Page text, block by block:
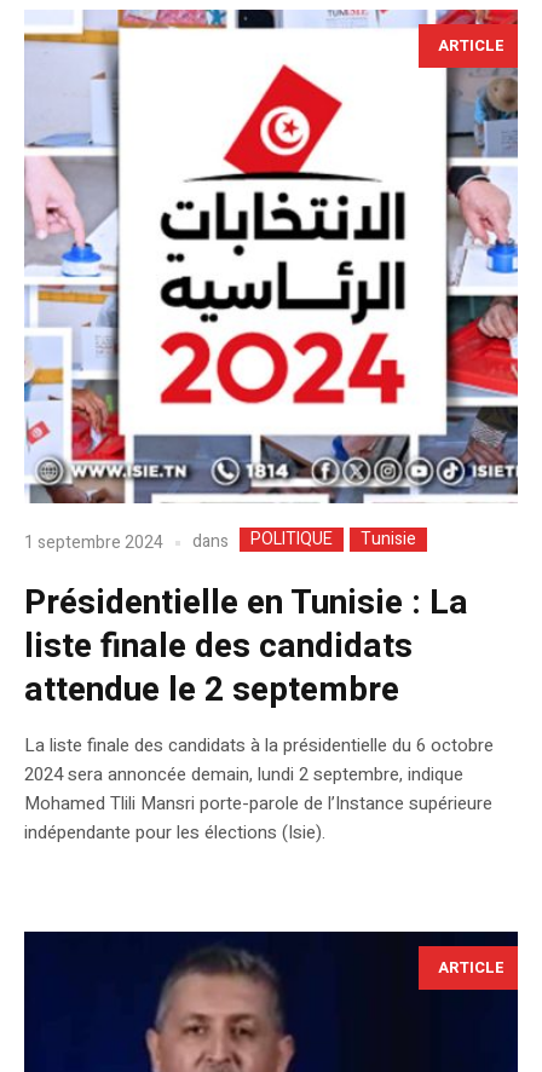
ARTICLE
1 septembre 2024 dans POLITIQUE Tunisie
Présidentielle en Tunisie : La
liste finale des candidats
attendue le 2 septembre
La liste finale des candidats à la présidentielle du 6 octobre
2024 sera annoncée demain, lundi 2 septembre, indique
Mohamed Tlili Mansri porte-parole de l’Instance supérieure
indépendante pour les élections (Isie).
ARTICLE